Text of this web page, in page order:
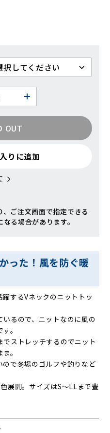
OUT
りに追加
ご注文画面で指定できる
る場合があります。
った！風を防ぐ暖
するVネックのニットトッ
るので、ニットなのに風の
。
ストレッチするのでニット
。
で冬場のゴルフや釣りなど
展開。サイズはS〜LLまで豊